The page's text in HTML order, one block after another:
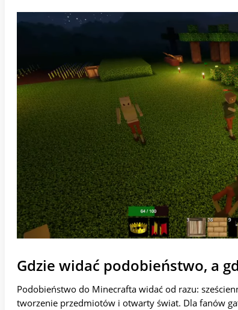
Gdzie widać podobieństwo, a
Podobieństwo do Minecrafta widać od razu:
tworzenie przedmiotów i otwarty świat. Dla fanów